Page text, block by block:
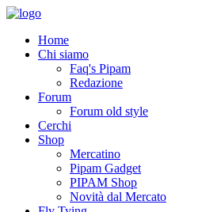
Home
Chi siamo
Faq's Pipam
Redazione
Forum
Forum old style
Cerchi
Shop
Mercatino
Pipam Gadget
PIPAM Shop
Novità dal Mercato